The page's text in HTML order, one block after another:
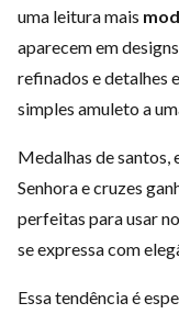
uma leitura mais
aparecem em
refinados e detalhes
simples amuleto a
Medalhas de santos,
Senhora e cruzes
perfeitas para usar
se expressa com
Essa tendência é